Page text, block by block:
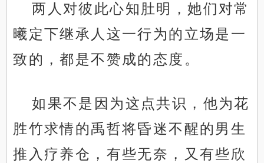
两人对彼此心知肚明，她们对常
曦定下继承人这一行为的立场是一
致的，都是不赞成的态度。
如果不是因为这点共识，他为花
胜竹求情的禹哲将昏迷不醒的男生
推入疗养仓，有些无奈，又有些欣